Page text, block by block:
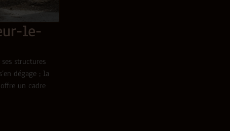
le-
ses structures
dégage ; la
un cadre